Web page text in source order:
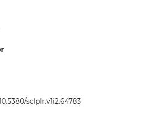
sclplr.v1i2.64783